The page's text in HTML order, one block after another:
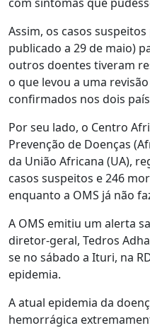
Assim, os casos
publicado a 29 de maio)
outros doentes tiveram
o que levou a uma
confirmados nos dois
Por seu lado, o Centro
Prevenção de Doenças
da União Africana (UA),
casos suspeitos e 246
enquanto a OMS já não
A OMS emitiu um alerta
diretor-geral, Tedros
se no sábado a Ituri, na
epidemia.
A atual epidemia da
hemorrágica